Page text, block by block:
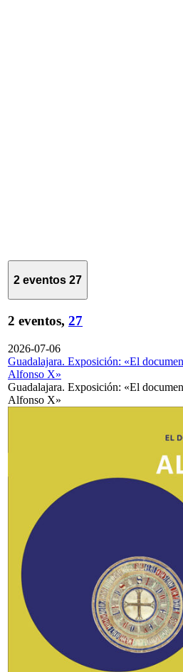
2 eventos 27
2 eventos, 27
2026-07-06
Guadalajara. Exposición: «El
Alfonso X»
Guadalajara. Exposición: «El
Alfonso X»